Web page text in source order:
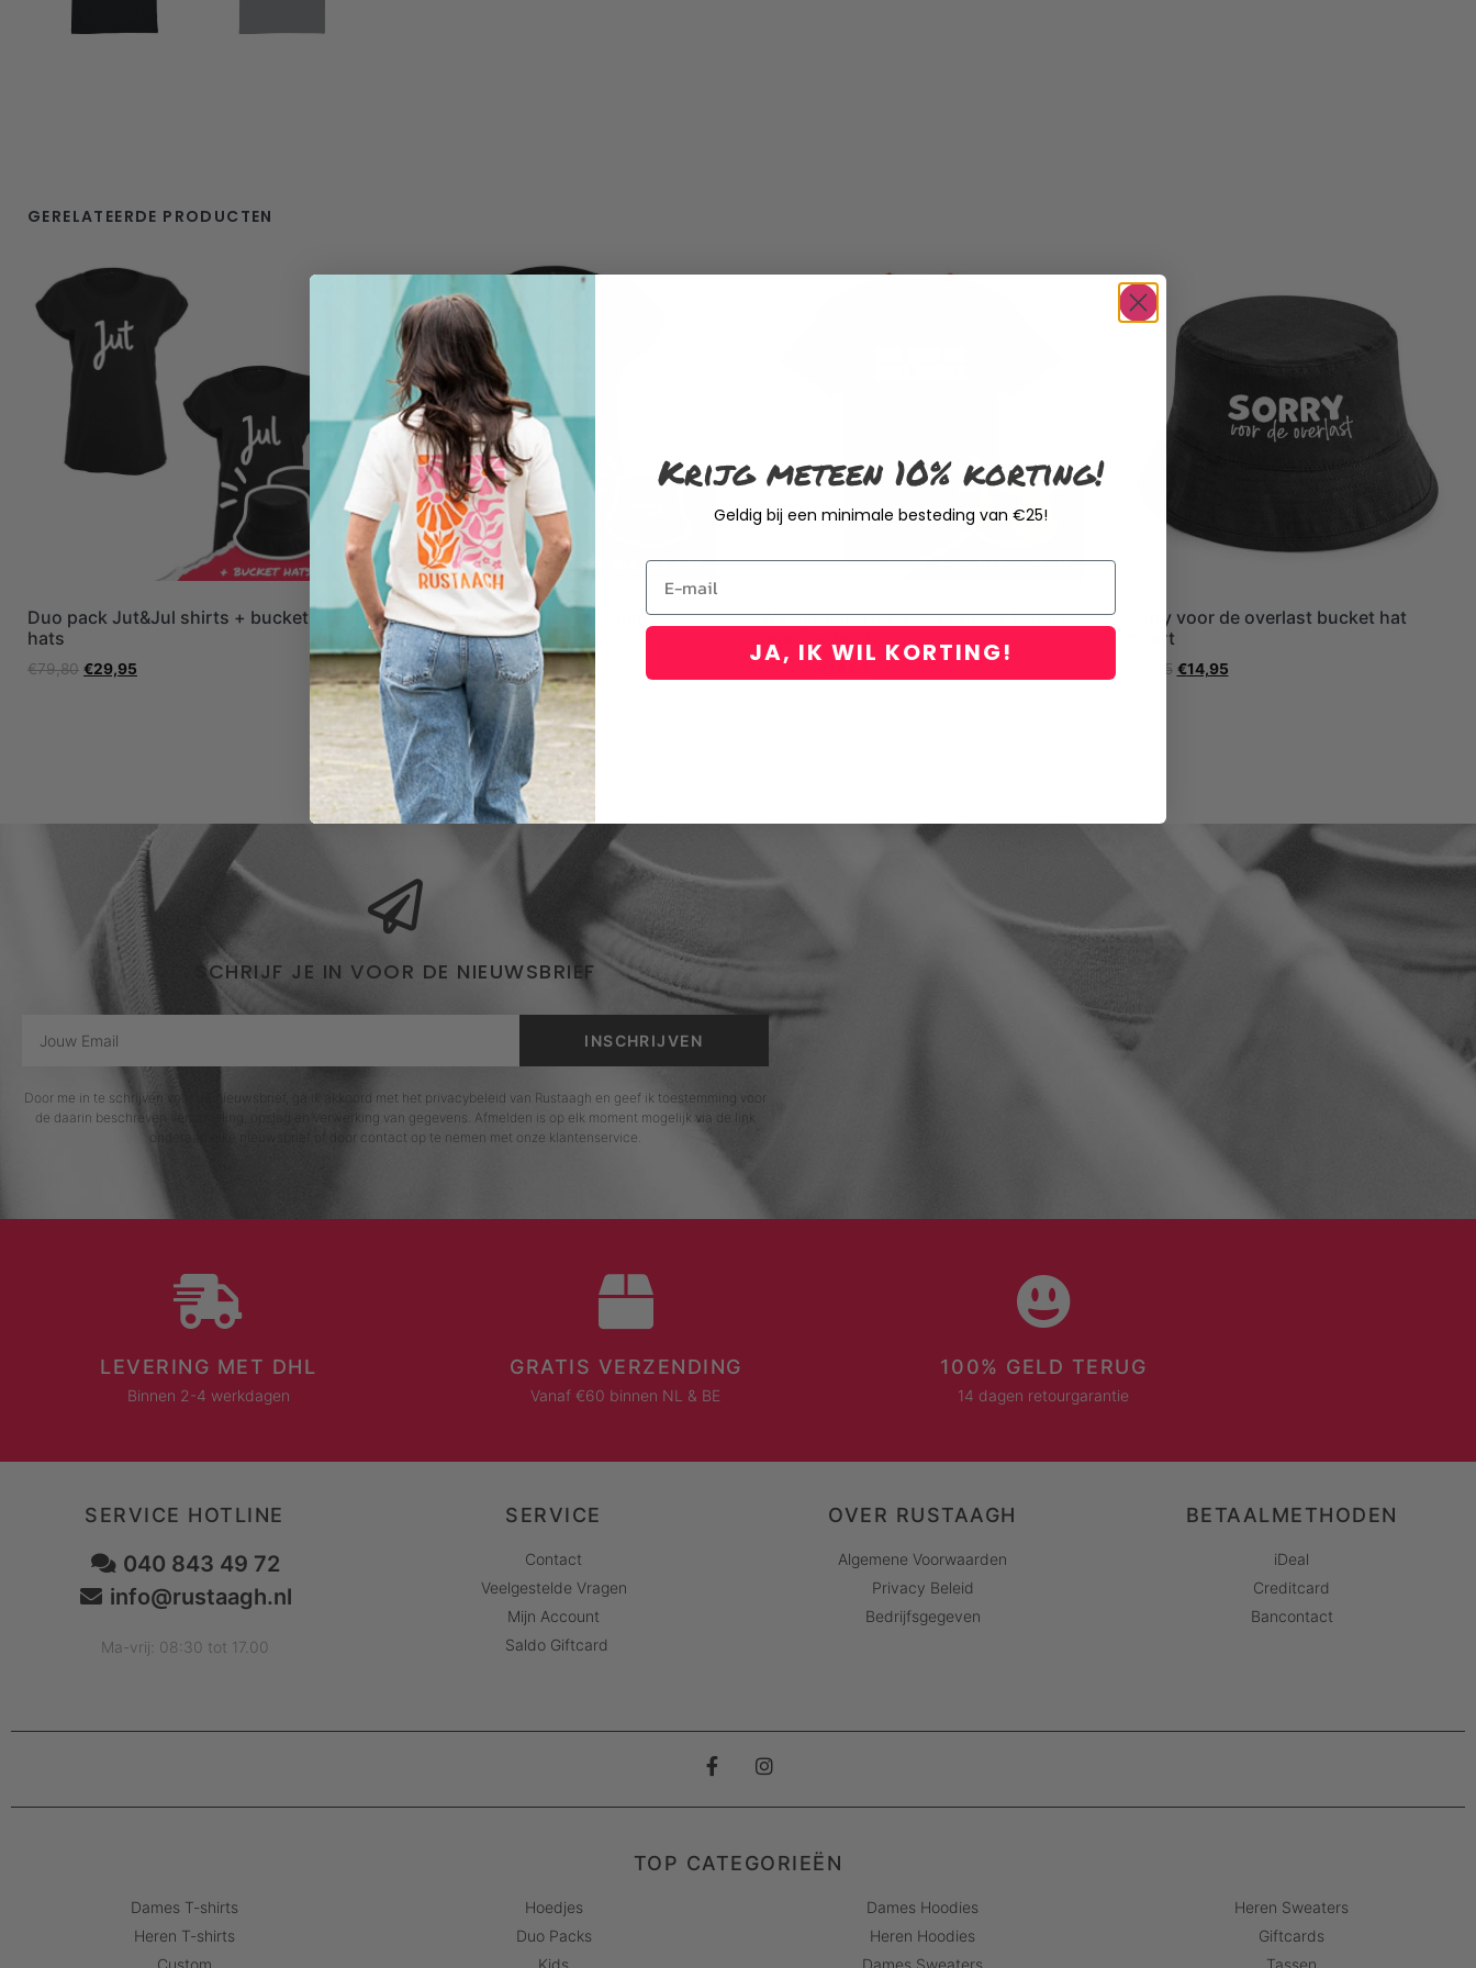
GERELATEERDE PRODUCTEN
Duo pack Jut&Jul shirts + bucket
hats
€79,80 €29,95
Kreng de la creme T-shirt dames +
bucket hat
€39,90 € 19,95
Wir sind die Hollander unisex T-shirt
34,90
Sorry voor de overlast bucket hat
zwart
17,95 €14,95
SCHRIJF JE IN VOOR DE NIEUWSBRIEF
INSCHRIJVEN
Door me in te schrijven voor de nieuwsbrief, ga ik akkoord met het privacybeleid van Rustaagh en geef ik toestemming voor
de daarin beschreven verzameling, opslag en verwerking van gegevens. Afmelden is op elk moment mogelijk via de link
onderaan elke nieuwsbrief of door contact op te nemen met onze klantenservice.
LEVERING MET DHL
Binnen 2-4 werkdagen
GRATIS VERZENDING
Vanaf €60 binnen NL & BE
100% GELD TERUG
14 dagen retourgarantie
SERVICE HOTLINE
040 843 49 72
info@rustaagh.nl
Ma-vrij: 08:30 tot 17.00
SERVICE
Contact
Veelgestelde Vragen
Mijn Account
Saldo Giftcard
OVER RUSTAAGH
Algemene Voorwaarden
Privacy Beleid
Bedrijfsgegeven
BETAALMETHODEN
iDeal
Creditcard
Bancontact
TOP CATEGORIEËN
Dames T-shirts
Heren T-shirts
Hoedjes
Duo Packs
Dames Hoodies
Heren Hoodies
Heren Sweaters
Giftcards
Krijg meteen 10% korting!
Geldig bij een minimale besteding van €25!
Email
JA, IK WIL KORTING!